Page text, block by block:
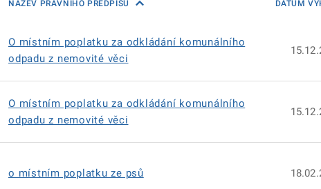
NÁZEV PRÁVNÍHO PŘEDPISU DATUM
O místním poplatku za odkládání komunálního
odpadu z nemovité věci
O místním poplatku za odkládání komunálního
odpadu z nemovité věci
o místním poplatku ze psů